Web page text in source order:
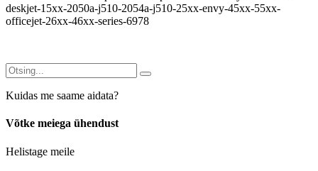
deskjet-15xx-2050a-j510-2054a-j510-25xx-envy-45xx-55xx-
officejet-26xx-46xx-series-6978
Kuidas me saame aidata?
Võtke meiega ühendust
Helistage meile